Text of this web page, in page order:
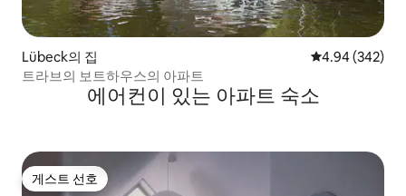
Lübeck의 집 평점 4.94점(5
4.94 (342)
트라브의 보트하우스의 아파트
에어컨이 있는 아파트 숙소
게스트 선호
게스트 선호